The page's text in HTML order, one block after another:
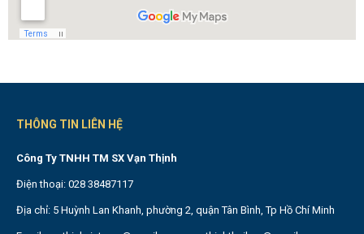
THÔNG TIN LIÊN HỆ
Công Ty TNHH TM SX Vạn Thịnh
Điện thoại: 028 38487117
Địa chỉ: 5 Huỳnh Lan Khanh, phường 2, quận Tân Bình, Tp Hồ Chí Minh